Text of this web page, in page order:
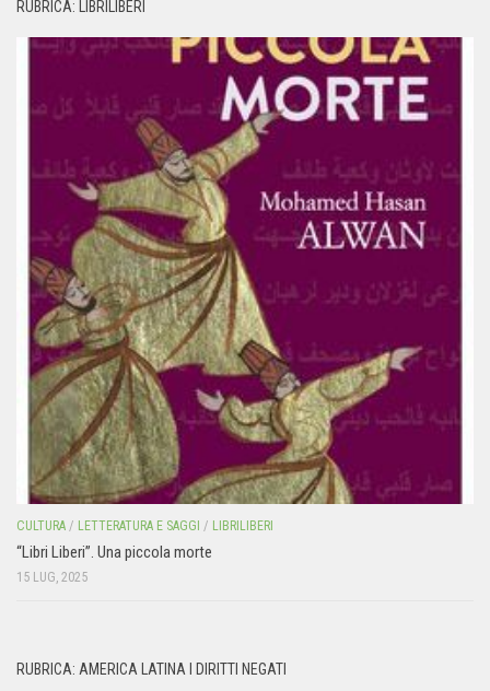
RUBRICA: LIBRILIBERI
CULTURA / LETTERATURA E SAGGI / LIBRILIBERI
“Libri Liberi”. Una piccola morte
15 LUG, 2025
RUBRICA: AMERICA LATINA I DIRITTI NEGATI